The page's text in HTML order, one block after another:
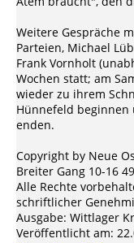
Weitere Gespräche
Parteien, Michael
Frank Vornholt
Wochen statt; am
wieder zu ihrem
Hünnefeld beginnen
enden.
Copyright by Neue
Breiter Gang 10-16
Alle Rechte
schriftlicher
Ausgabe: Wittlager
Veröffentlicht am: